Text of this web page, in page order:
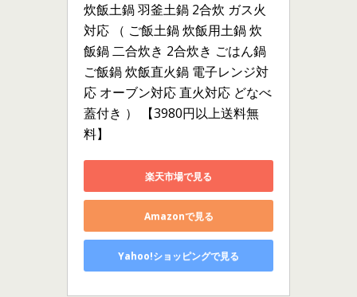
炊飯土鍋 羽釜土鍋 2合炊 ガス火
対応 （ ご飯土鍋 炊飯用土鍋 炊
飯鍋 二合炊き 2合炊き ごはん鍋
ご飯鍋 炊飯直火鍋 電子レンジ対
応 オーブン対応 直火対応 どなべ
蓋付き ） 【3980円以上送料無
料】
楽天市場で見る
Amazonで見る
Yahoo!ショッピングで見る